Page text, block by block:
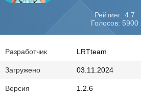
Рейтинг: 4.7
Голосов: 5900
Разработчик LRTteam
Загружено 03.11.2024
Версия 1.2.6